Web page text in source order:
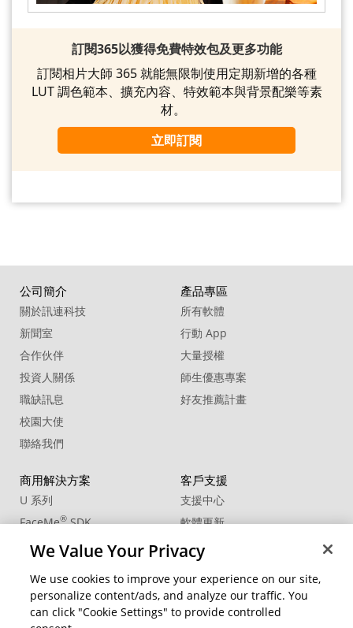
訂閱365以獲得免費特效包及更多功能
訂閱相片大師 365 就能無限制使用定期新增的各種
LUT 調色範本、擴充內容、特效範本與背景配樂等素
材。
立即訂閱
公司簡介
關於訊連科技
新聞室
合作伙伴
投資人關係
職缺訊息
校園大使
聯絡我們
產品專區
所有軟體
行動 App
大量授權
師生優惠專案
好友推薦計畫
商用解決方案
U 系列
FaceMe®SDK
客戶支援
支援中心
軟體更新
CCP國際專業認證
社群資源 變更地區
We Value Your Privacy
We use cookies to improve your experience on our site,
personalize content/ads, and analyze our traffic. You
can click "Cookie Settings" to provide controlled